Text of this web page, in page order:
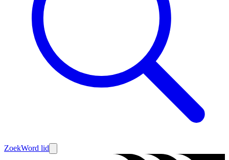
ZoekWord lid